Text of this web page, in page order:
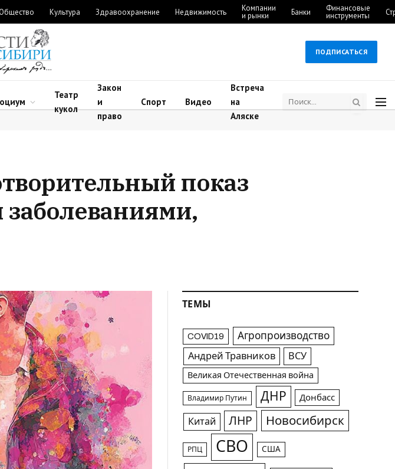
Культура Здравоохранение Недвижимость Компании
и рынки Банки Финансовые
инструменты
ПОДПИСАТЬСЯ
Театр
кукол
Закон
и
право
Спорт Видео
Встреча
на
Аляске
показ
ТЕМЫ
COVID19 Агропроизводство
Андрей Травников ВСУ
Великая Отечественная война
Владимир Путин ДНР Донбасс
Китай ЛНР Новосибирск
РПЦ СВО США